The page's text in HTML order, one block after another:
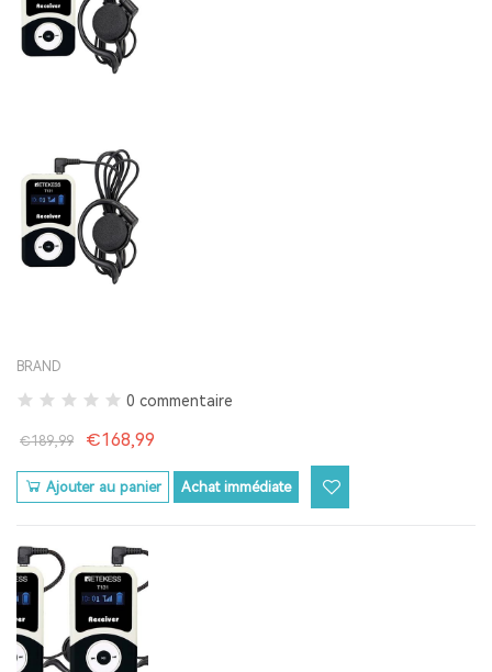
BRAND
0 commentaire
€189,99 €168,99
Ajouter au panier Achat immédiate